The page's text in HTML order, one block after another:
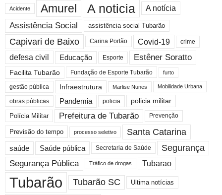
Acidente Amurel A noticia A notícia
Assistência Social assistência social Tubarão
Capivari de Baixo Carina Portão Covid-19 crime
defesa civil Educação Esporte Estêner Soratto
Facilita Tubarão Fundação de Esporte Tubarão furto
gestão pública Infraestrutura Marlise Nunes Mobilidade Urbana
obras públicas Pandemia policia
policia militar
Polícia Militar
Prefeitura de Tubarão Prevenção
Previsão do tempo processo seletivo Santa Catarina
saúde Saúde pública Secretaria de Saúde Segurança
Segurança Pública Tráfico de drogas Tubarao
Tubarão Tubarão SC Ultima notícias